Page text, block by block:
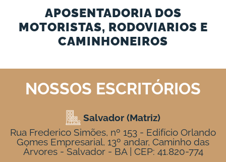
APOSENTADORIA DOS
MOTORISTAS, RODOVIARIOS E
CAMINHONEIROS
NOSSOS ESCRITÓRIOS
Salvador (Matriz)
Rua Frederico Simões, nº 153 - Edifício Orlando
Gomes Empresarial, 13º andar, Caminho das
Árvores - Salvador - BA | CEP: 41.820-774